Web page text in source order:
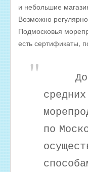
и небольшие
Возможно
Подмосковья
есть сертификаты,
по